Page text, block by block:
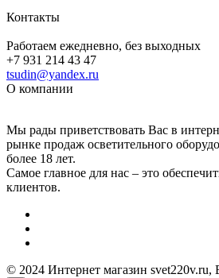
Контакты
Работаем ежедневно, без выходных
+7 931 214 43 47
tsudin@yandex.ru
О компании
Мы рады приветствовать Вас в
рынке продаж осветительного
более 18 лет.
Самое главное для нас – это
клиентов.
© 2024 Интернет магазин